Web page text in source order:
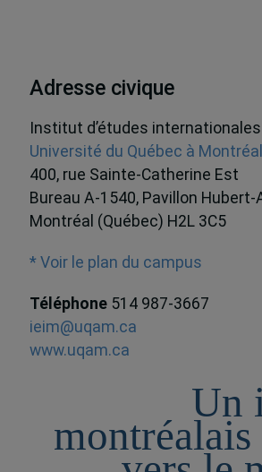
Adresse civique
Institut d’études
Université du Québec à Montréal
400, rue Sainte-Catherine Est
Bureau A-1540, Pavillon Hubert-
Montréal (Québec) H2L 3C5
* Voir le plan du campus
Téléphone 514 987-3667
ieim@uqam.ca
www.uqam.ca
Un